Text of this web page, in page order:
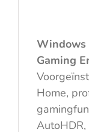
Windows
Gaming
Home,